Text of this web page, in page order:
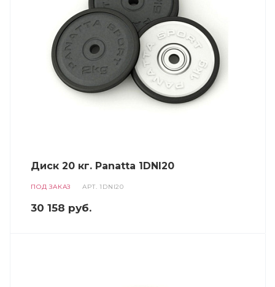
Диск 20 кг. Panatta 1DNI20
ПОД ЗАКАЗ АРТ.1DNI20
30 158 руб.